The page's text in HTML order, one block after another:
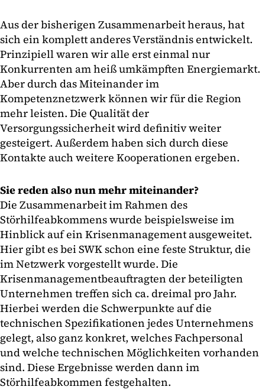
Aus der bisherigen Zusammenarbeit heraus, hat
sich ein komplett anderes Verständnis entwickelt.
Prinzipiell waren wir alle erst einmal nur
Konkurrenten am heiß umkämpften Energiemarkt.
Aber durch das Miteinander im
Kompetenznetzwerk können wir für die Region
mehr leisten. Die Qualität der
Versorgungssicherheit wird definitiv weiter
gesteigert. Außerdem haben sich durch diese
Kontakte auch weitere Kooperationen ergeben.
Sie reden also nun mehr miteinander?
Die Zusammenarbeit im Rahmen des
Störhilfeabkommens wurde beispielsweise im
Hinblick auf ein Krisenmanagement ausgeweitet.
Hier gibt es bei SWK schon eine feste Struktur, die
im Netzwerk vorgestellt wurde. Die
Krisenmanagementbeauftragten der beteiligten
Unternehmen treffen sich ca. dreimal pro Jahr.
Hierbei werden die Schwerpunkte auf die
technischen Spezifikationen jedes Unternehmens
gelegt, also ganz konkret, welches Fachpersonal
und welche technischen Möglichkeiten vorhanden
sind. Diese Ergebnisse werden dann im
Störhilfeabkommen festgehalten.